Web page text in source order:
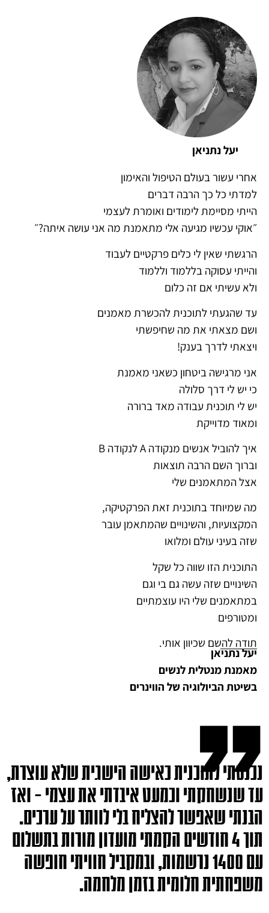
יעל נתניאן
אחרי עשור בעולם הטיפול והאימון
למדתי כל כך הרבה דברים
הייתי מסיימת לימודים ואומרת לעצמי
״אוקי עכשיו מגיעה אלי מתאמנת מה אני עושה איתה?״
הרגשתי שאין לי כלים פרקטיים לעבוד
והייתי עסוקה בללמוד וללמוד
ולא עשיתי אם זה כלום
עד שהגעתי לתוכנית להכשרת מאמנים
ושם מצאתי את מה שחיפשתי
ויצאתי לדרך בענק!
אני מרגישה ביטחון כשאני מאמנת
כי יש לי דרך סלולה
יש לי תוכנית עבודה מאד ברורה
ומאוד מדוייקת
איך להוביל אנשים מנקודה A לנקודה B
וברוך השם הרבה תוצאות
אצל המתאמנים שלי
מה שמיוחד בתוכנית זאת הפרקטיקה,
המקצועיות, והשינויים שהמתאמן עובר
שזה בעיני עולם ומלואו
התוכנית הזו שווה כל שקל
השינויים שזה עשה גם בי וגם
במתאמנים שלי היו עוצמתיים
ומטורפים
תודה להשם שכיוון אותי.
יעל נתניאן
מאמנת מנטלית לנשים
בשיטת הביולוגיה של הווינרים
נכנסתי לתוכנית כאישה הישגית שלא עוצרת,
עד שנשחקתי וכמעט איבדתי את עצמי – ואז
הבנתי שאפשר להצליח בלי לוותר על ערכים.
תוך 4 חודשים הקמתי מועדון מורות בתשלום
עם 1400 נרשמות, ובמקביל חוויתי חופשה
משפחתית חלומית בזמן מלחמה.